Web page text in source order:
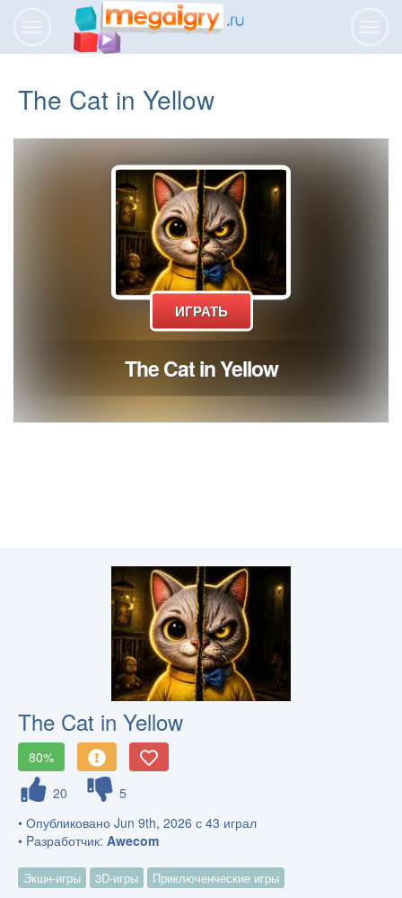
Переключить
навигацию
The Cat in Yellow
The Cat in Yellow
80%
20
5
• Опубликовано Jun 9th, 2026 с 43 играл
• Pазработчик: Awecom
Экшн-игры 3D-игры Приключенческие игры